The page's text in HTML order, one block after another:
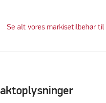
Se alt vores markisetilbehør